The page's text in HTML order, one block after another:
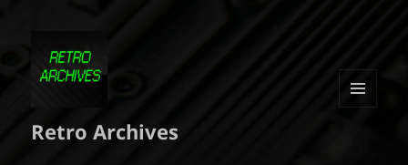
Retro Archives